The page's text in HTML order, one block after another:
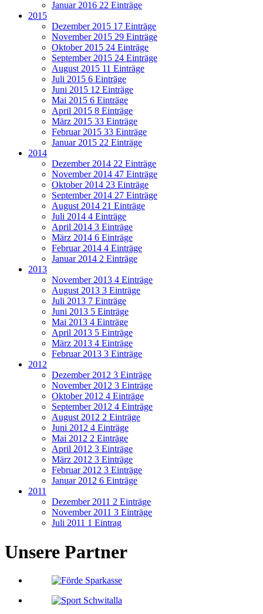
Januar 2016 22 Einträge
2015
Dezember 2015 17 Einträge
November 2015 29 Einträge
Oktober 2015 24 Einträge
September 2015 24 Einträge
August 2015 11 Einträge
Juli 2015 6 Einträge
Juni 2015 12 Einträge
Mai 2015 6 Einträge
April 2015 8 Einträge
März 2015 33 Einträge
Februar 2015 33 Einträge
Januar 2015 22 Einträge
2014
Dezember 2014 22 Einträge
November 2014 47 Einträge
Oktober 2014 23 Einträge
September 2014 27 Einträge
August 2014 21 Einträge
Juli 2014 4 Einträge
April 2014 3 Einträge
März 2014 6 Einträge
Februar 2014 4 Einträge
Januar 2014 2 Einträge
2013
November 2013 4 Einträge
August 2013 3 Einträge
Juli 2013 7 Einträge
Juni 2013 5 Einträge
Mai 2013 4 Einträge
April 2013 5 Einträge
März 2013 4 Einträge
Februar 2013 3 Einträge
2012
Dezember 2012 3 Einträge
November 2012 3 Einträge
Oktober 2012 4 Einträge
September 2012 4 Einträge
August 2012 2 Einträge
Juni 2012 4 Einträge
Mai 2012 2 Einträge
April 2012 3 Einträge
März 2012 3 Einträge
Februar 2012 3 Einträge
Januar 2012 6 Einträge
2011
Dezember 2011 2 Einträge
November 2011 3 Einträge
Juli 2011 1 Eintrag
Unsere Partner